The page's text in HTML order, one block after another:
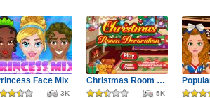
Face Mix
3K
Christmas Room Decoration
5K